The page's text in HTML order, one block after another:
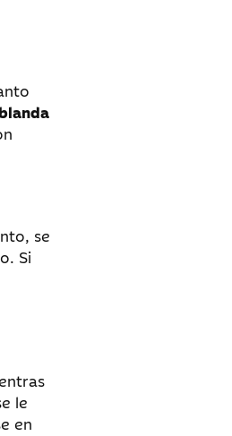
se
Si
le
en